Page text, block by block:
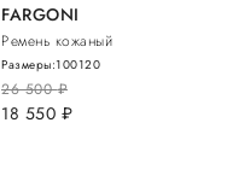
FARGONI
Ремень кожаный
26 500руб.
18 550 руб.
Размеры:100120